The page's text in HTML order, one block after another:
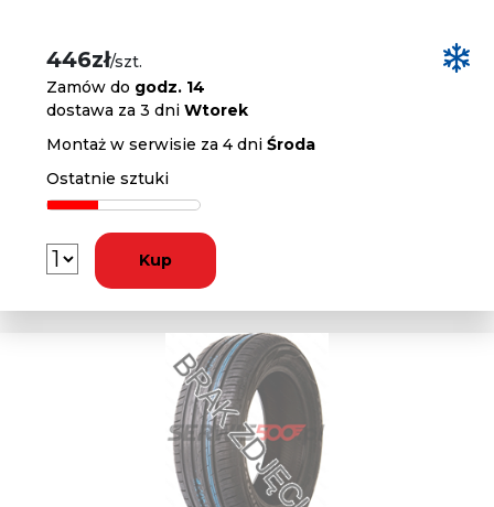
446zł/szt.
Zamów do godz. 14
dostawa za 3 dniWtorek
Montaż w serwisie za 4 dniŚroda
Ostatnie sztuki
Kup